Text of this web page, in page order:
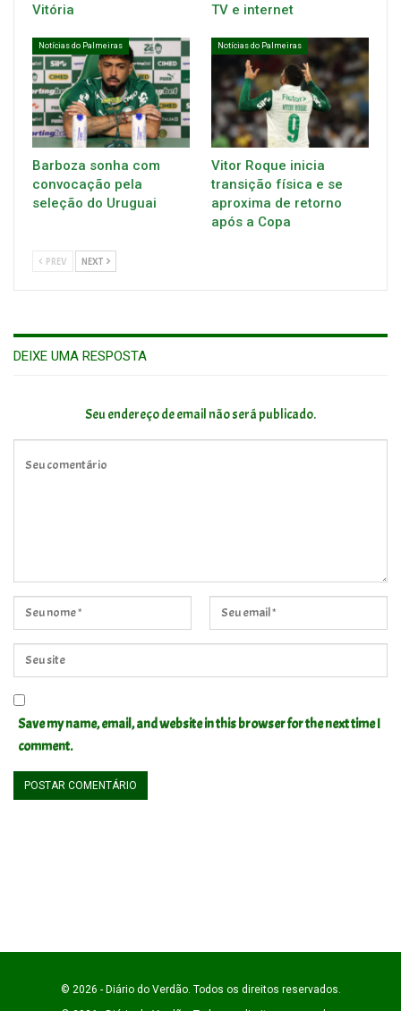
Vitória
TV e internet
Notícias do Palmeiras
Barboza sonha com
convocação pela
seleção do Uruguai
Notícias do Palmeiras
Vitor Roque inicia
transição física e se
aproxima de retorno
após a Copa
PREV NEXT
DEIXE UMA RESPOSTA
Seu endereço de email não será publicado.
Save my name, email, and website in this browser for the next time I
comment.
© 2026 - Diário do Verdão. Todos os direitos reservados.